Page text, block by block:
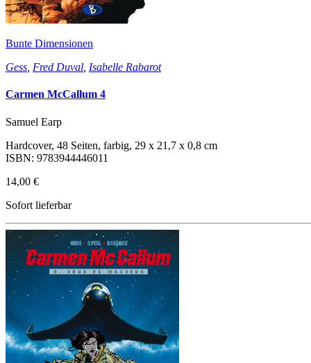
Bunte Dimensionen
Gess Fred Duval Isabelle Rabarot
Carmen McCallum 4
Samuel Earp
Hardcover, 48 Seiten, farbig, 29 x 21,7 x 0,8 cm
ISBN: 9783944446011
14,00 €
Sofort lieferbar